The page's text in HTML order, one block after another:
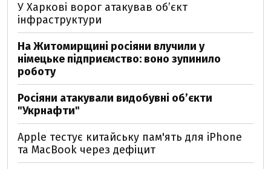
У Харкові ворог атакував обʼєкт
інфраструктури
На Житомирщині росіяни влучили у
німецьке підприємство: воно зупинило
роботу
Росіяни атакували видобувні обʼєкти
"Укрнафти"
Apple тестує китайську пам'ять для iPhone
та MacBook через дефіцит